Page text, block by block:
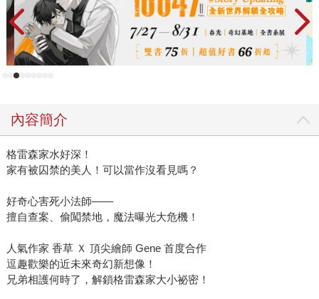
內容簡介
格雷森家水好深！
家有被囚禁的美人！可以當作沒看見嗎？
好奇心害死小法師——
擅自查案、偷闖禁地，魔法曝光大危機！
人氣作家 香草 Ｘ 頂尖繪師 Gene 首度合作
逗趣歡樂的近未來奇幻新想像！
兄弟相護何時了，解鎖格雷森家大小祕密！